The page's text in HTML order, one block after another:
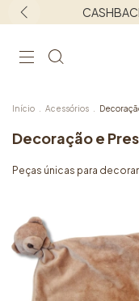
Frete
Início Acessórios
Decoração e
Peças únicas para